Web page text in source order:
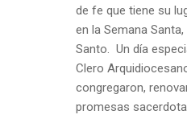
de fe que tiene su
en la Semana Santa,
Santo. Un día
Clero
congregaron,
promesas